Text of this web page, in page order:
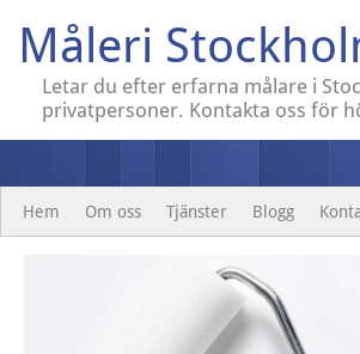
Måleri
Letar du efter erfarna målare i
privatpersoner. Kontakta oss för
Hem Om oss Tjänster Blogg